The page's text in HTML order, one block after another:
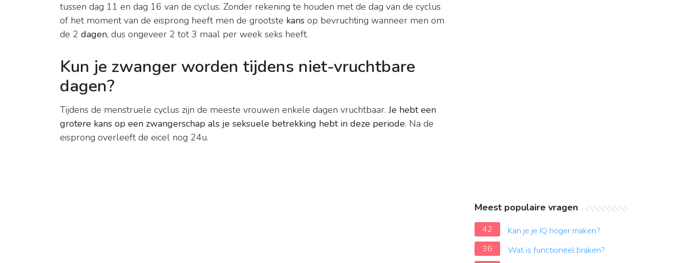
tussen dag 11 en dag 16 van de cyclus. Zonder rekening te houden met de dag van de cyclus
of het moment van de eisprong heeft men de grootste kans op bevruchting wanneer men om
de 2 dagen, dus ongeveer 2 tot 3 maal per week seks heeft.
Kun je zwanger worden tijdens niet-vruchtbare
dagen?
Tijdens de menstruele cyclus zijn de meeste vrouwen enkele dagen vruchtbaar.Je hebt een
grotere kans op een zwangerschap als je seksuele betrekking hebt in deze periode. Na de
eisprong overleeft de eicel nog 24u.
Meest populaire vragen
42
Kan je je IQ hoger maken?
36
Wat is functioneel braken?